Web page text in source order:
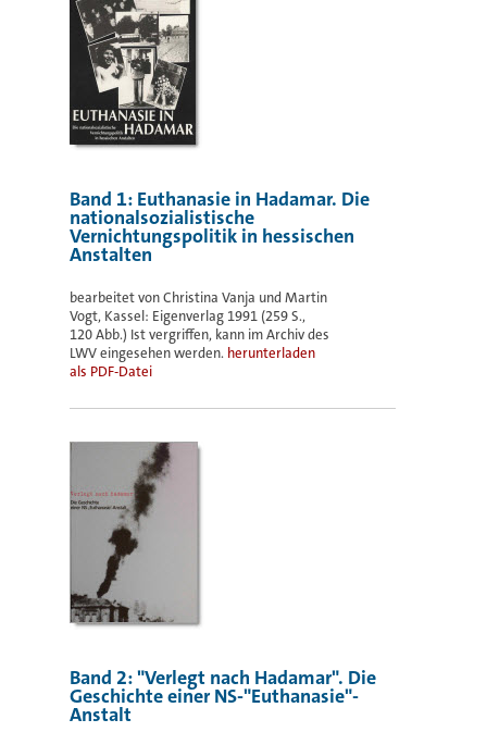
Band 1: Euthanasie in Hadamar. Die
nationalsozialistische
Vernichtungspolitik in hessischen
Anstalten
bearbeitet von Christina Vanja und Martin
Vogt, Kassel: Eigenverlag 1991 (259 S.,
120 Abb.) Ist vergriffen, kann im Archiv des
LWV eingesehen werden. herunterladen
als PDF-Datei
Band 2: "Verlegt nach Hadamar". Die
Geschichte einer NS-"Euthanasie"-
Anstalt